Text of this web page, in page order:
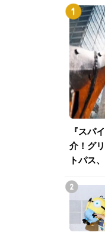
『スパ
介！グ
トパス